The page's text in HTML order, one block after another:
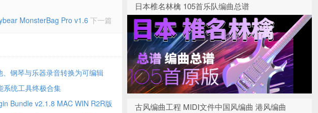
MonsterBag Pro v1.6 下一篇
钢琴与乐器录音转换为可编辑
系统工具终极合集
Bundle v2.1.8 MAC WIN R2R版
日本椎名林檎 105首乐队编曲总谱
古风编曲工程 MIDI文件中国风编曲 港风编曲